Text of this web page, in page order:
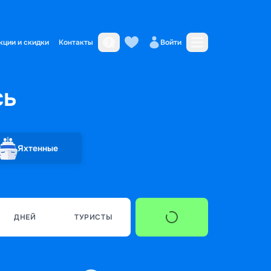
и скидки Контакты Войти
Яхтенные
ДНЕЙ ТУРИСТЫ